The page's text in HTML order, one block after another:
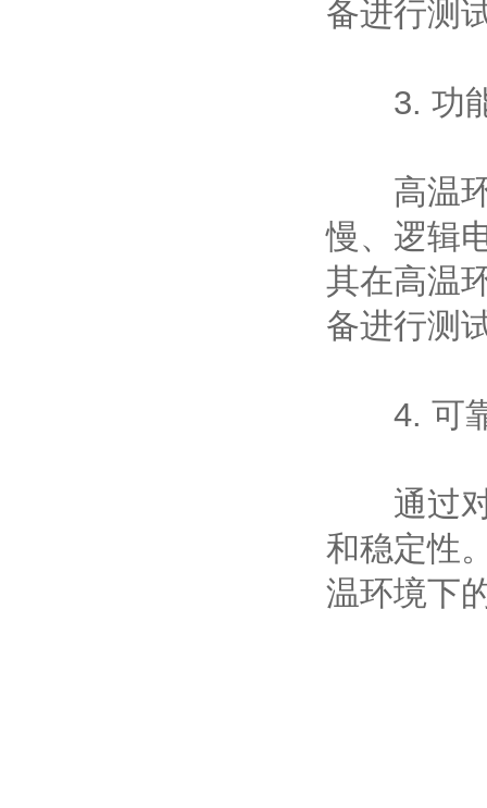
备进行测
3. 功
高温环
慢、逻辑
其在高温
备进行测
4. 可靠
通过对
和稳定性
温环境下